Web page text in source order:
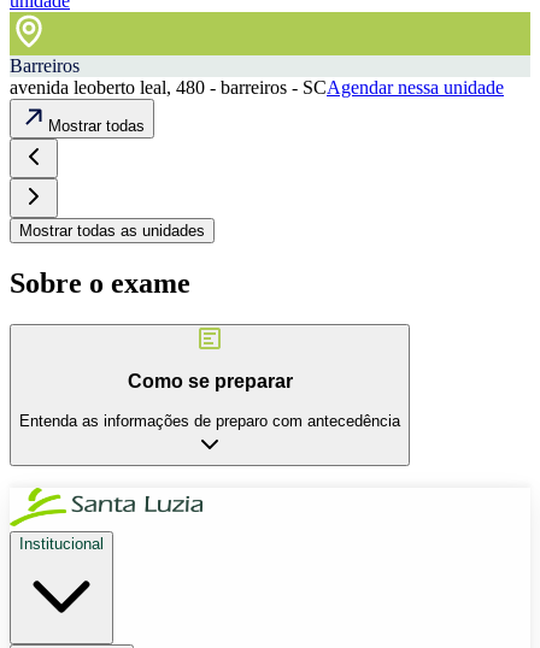
Barreiros
avenida leoberto leal, 480 - barreiros - SCAgendar nessa unidade
Mostrar todas
Mostrar todas as unidades
Sobre o exame
Como se preparar
Entenda as informações de preparo com antecedência
Institucional